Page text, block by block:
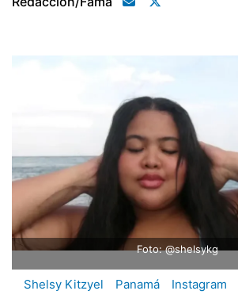
Foto: @shelsykg
Shelsy Kitzyel Panamá Instagram